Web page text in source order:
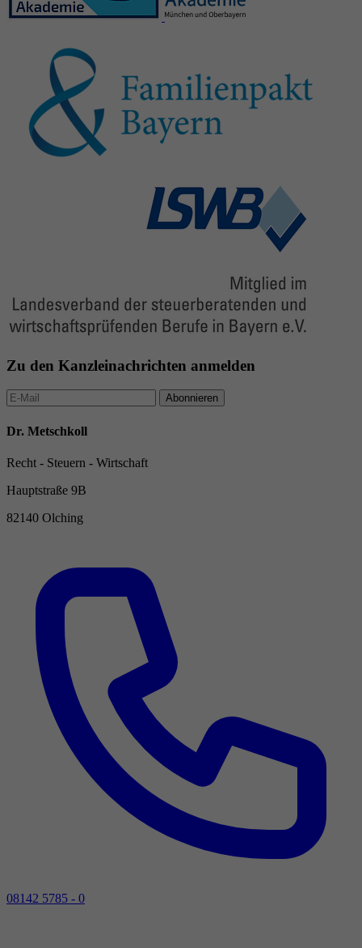
Zu den Kanzleinachrichten anmelden
Abonnieren
Dr. Metschkoll
Recht - Steuern - Wirtschaft
Hauptstraße 9B
82140 Olching
08142 5785 - 0